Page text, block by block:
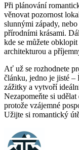
Při plánování
věnovat pozornost
slunnými západy,
přírodními krásami.
kde se můžete
architekturou a
Ať už se rozhodnete
článku, jedno je jisté –
zážitky a vytvoří
Nezapomeňte si udělat
protože vzájemné
Užijte si romantický